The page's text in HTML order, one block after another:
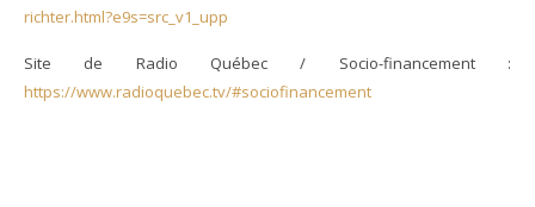
richter.html?e9s=src_v1_upp
Site de Radio Québec / Socio-financement :
https://www.radioquebec.tv/#sociofinancement